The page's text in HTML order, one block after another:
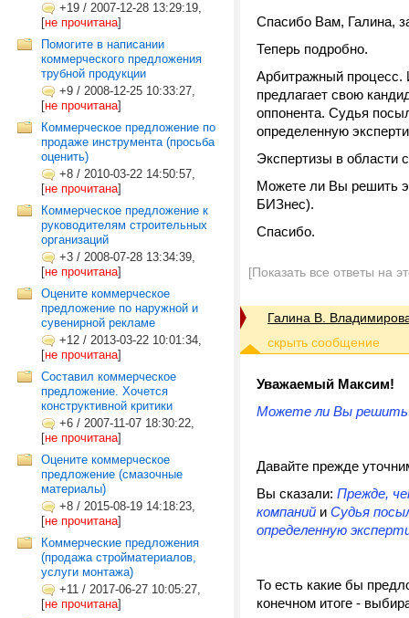
+19 / 2007-12-28 13:29:19,
[не прочитана]
Помогите в написании
коммерческого предложения
трубной продукции
+9 / 2008-12-25 10:33:27,
[не прочитана]
Коммерческое предложение по
продаже инструмента (просьба
оценить)
+8 / 2010-03-22 14:50:57,
[не прочитана]
Коммерческое предложение к
руководителям строительных
организаций
+3 / 2008-07-28 13:34:39,
[не прочитана]
Оцените коммерческое
предложение по наружной и
сувенирной рекламе
+12 / 2013-03-22 10:01:34,
[не прочитана]
Составил коммерческое
предложение. Хочется
конструктивной критики
+6 / 2007-11-07 18:30:22,
[не прочитана]
Оцените коммерческое
предложение (смазочные
материалы)
+8 / 2015-08-19 14:18:23,
[не прочитана]
Коммерческие предложения
(продажа стройматериалов,
услуги монтажа)
+11 / 2017-06-27 10:05:27,
[не прочитана]
Спасибо Вам, Галина,
Теперь подробно.
Арбитражный процесс.
предлагает свою
оппонента. Судья
определенную
Экспертизы в области
Можете ли Вы решить
БИЗнес).
Спасибо.
[Показать все ответы на
Галина В.
Уважаемый Максим!
Можете ли Вы решить
Давайте прежде
Вы сказали: Прежде,
компаний и Судья
определенную
То есть какие бы
конечном итоге -